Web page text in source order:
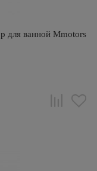
для ванной Mmotors